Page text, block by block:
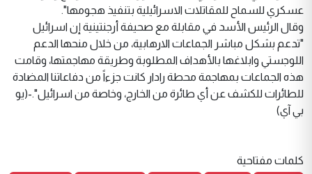
عسكري للسماح للمقاتلات الاسرائيلية بتنفيذ هجومها".
وقال الرئيس الأسد في مقابلة مع صحيفة أرجنتينية إن اسرائيل
"تدعم بشكل مباشر الجماعات الارهابية، من خلال منحها الدعم
اللوجستي وابلاغها بالأهداف المطلوبة وطريقة مهاجمتها، وقامت
هذه الجماعات بمهاجمة محطة رادار كانت جزءاً من دفاعاتنا المضادة
للطائرات للكشف عن أي طائرة من الخارج، وخاصة من اسرائيل".-(يو
بي آي)
كلمات مفتاحية